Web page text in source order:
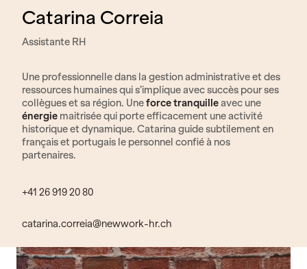
Catarina Correia
Assistante RH
Une professionnelle dans la gestion administrative et des
ressources humaines qui s’implique avec succès pour ses
collègues et sa région. Uneforce tranquilleavec une
énergie maitrisée qui porte efficacement une activité
historique et dynamique. Catarina guide subtilement en
français et portugais le personnel confié à nos
partenaires.
+41 26 919 20 80
catarina.correia@newwork-hr.ch